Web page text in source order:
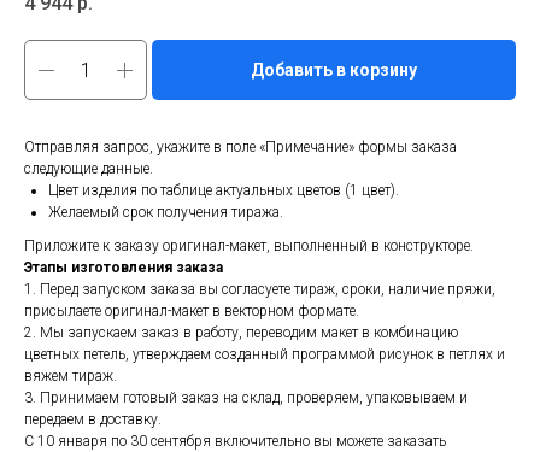
Добавить в корзину
Отправляя запрос, укажите в поле «Примечание» формы заказа
следующие данные.
Цвет изделия по таблице актуальных цветов (1 цвет).
Желаемый срок получения тиража.
Приложите к заказу оригинал-макет, выполненный в конструкторе.
Этапы изготовления заказа
1. Перед запуском заказа вы согласуете тираж, сроки, наличие пряжи,
присылаете оригинал-макет в векторном формате.
2. Мы запускаем заказ в работу, переводим макет в комбинацию
цветных петель, утверждаем созданный программой рисунок в петлях и
вяжем тираж.
3. Принимаем готовый заказ на склад, проверяем, упаковываем и
передаем в доставку.
С 10 января по 30 сентября включительно вы можете заказать